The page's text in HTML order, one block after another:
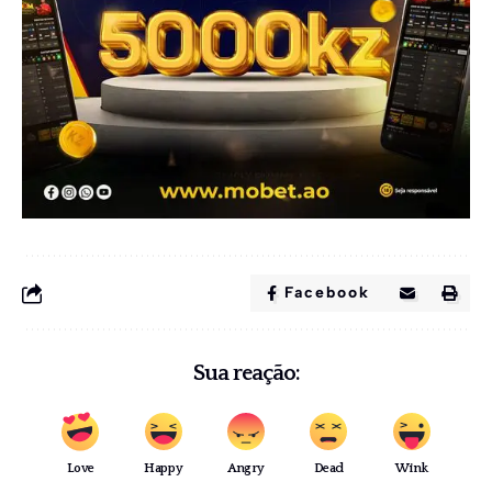
Facebook
Sua reação:
Love Happy Angry Dead Wink